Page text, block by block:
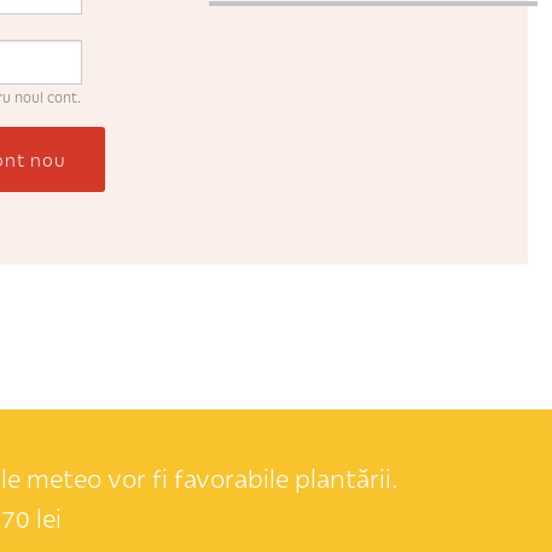
noul cont.
nou
meteo vor fi favorabile plantării.
lei